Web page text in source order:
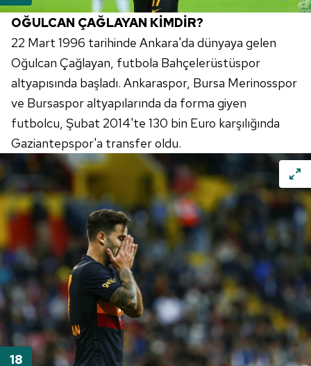
OĞULCAN ÇAĞLAYAN KİMDİR?
22 Mart 1996 tarihinde Ankara'da dünyaya gelen
Oğulcan Çağlayan, futbola Bahçelerüstüspor
altyapısında başladı. Ankaraspor, Bursa Merinosspor
ve Bursaspor altyapılarında da forma giyen
futbolcu, Şubat 2014'te 130 bin Euro karşılığında
Gaziantepspor'a transfer oldu.